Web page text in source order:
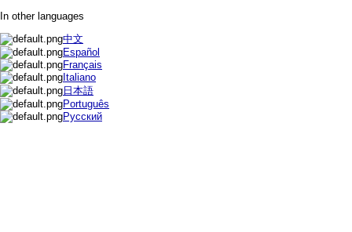
In other languages
中文
Español
Français
Italiano
日本語
Português
Русский